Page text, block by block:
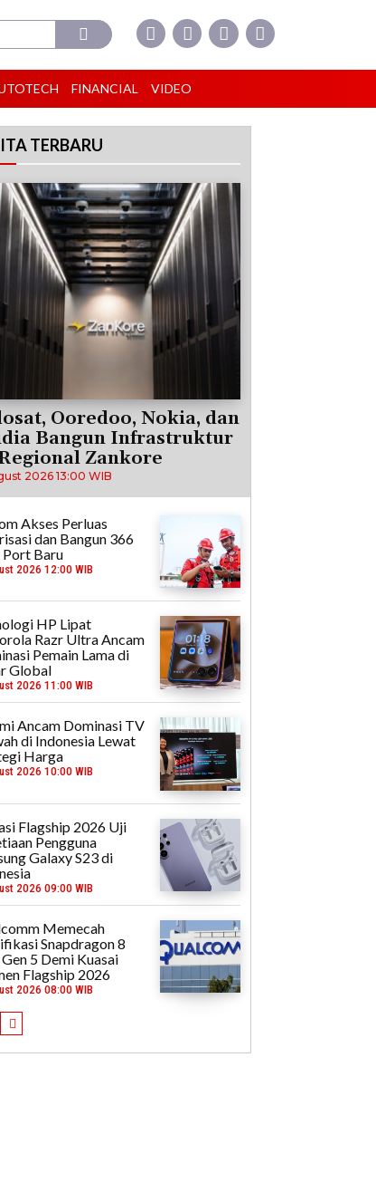
FINANCIAL VIDEO
TERBARU
Ooredoo, Nokia, dan
Bangun Infrastruktur
Zankore
2026 13:00 WIB
Akses Perluas
dan Bangun 366
Port Baru
2026 12:00 WIB
HP Lipat
Razr Ultra Ancam
Pemain Lama di
Global
2026 11:00 WIB
Ancam Dominasi TV
di Indonesia Lewat
Harga
2026 10:00 WIB
Flagship 2026 Uji
Pengguna
Galaxy S23 di
2026 09:00 WIB
Memecah
Snapdragon 8
5 Demi Kuasai
Flagship 2026
2026 08:00 WIB